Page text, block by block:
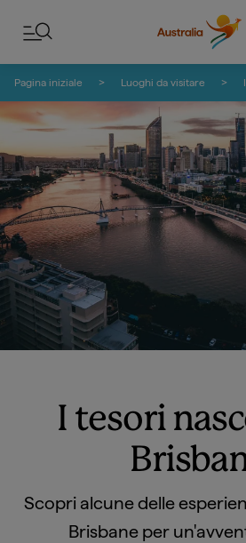
Pagina iniziale Luoghi da visitare
I tesori
Scopri alcune delle
Brisbane per